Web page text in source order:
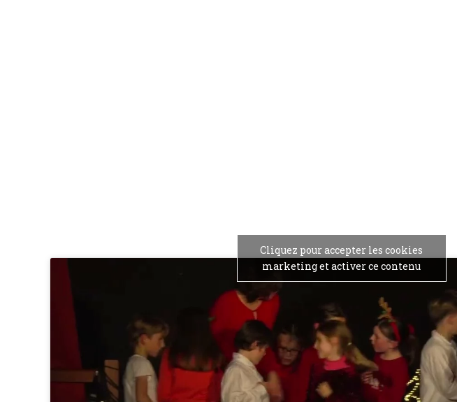
Cliquez pour accepter les cookies
marketing et activer ce contenu